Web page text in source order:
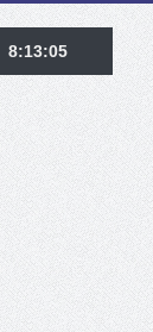
8:13:07